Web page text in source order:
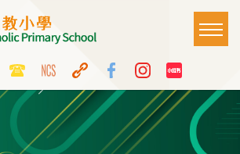
Top
Media
Icon
Button
Language
switcher
Main